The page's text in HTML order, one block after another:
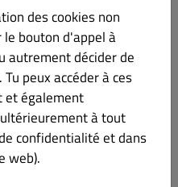
€ 14.90
des cookies non
le bouton d'appel à
autrement décider de
peux accéder à ces
et également
à tout
confidentialité et dans
web).